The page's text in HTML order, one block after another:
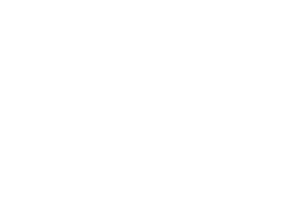
です。
ありません。
です。
ず変更すること